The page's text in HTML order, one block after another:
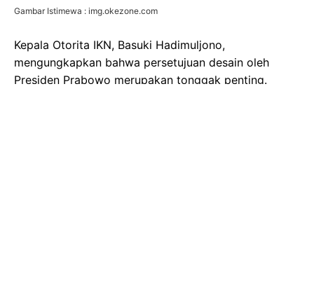
Gambar Istimewa : img.okezone.com
Kepala Otorita IKN, Basuki Hadimuljono,
mengungkapkan bahwa persetujuan desain oleh
Presiden Prabowo merupakan tonggak penting.